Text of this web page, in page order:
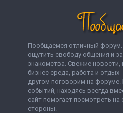
Пообщаемся отличный
ощутить свободу общения и
знакомства. Свежие новости,
бизнес среда, работа и отдых
другом поговорим на форуме.
событий, находясь всегда
сайт помогает посмотреть на
стороны.